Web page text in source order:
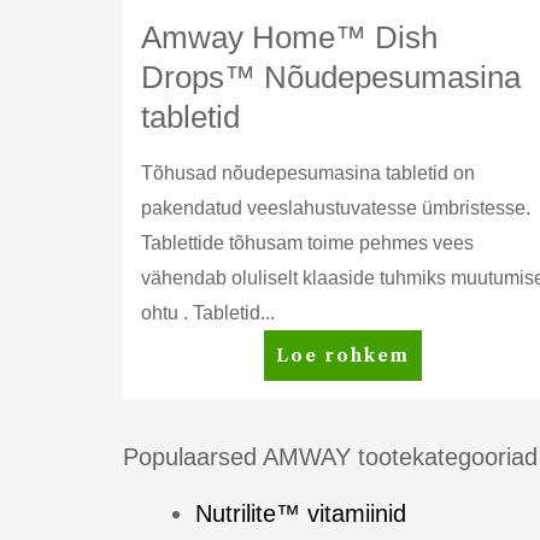
Amway Home™ Dish
Drops™ Nõudepesumasina
tabletid
Tõhusad nõudepesumasina tabletid on
pakendatud veeslahustuvatesse ümbristesse.
Tablettide tõhusam toime pehmes vees
vähendab oluliselt klaaside tuhmiks
ohtu . Tabletid...
Amway
Home™
Drops™
tabletid
Loe rohkem
Populaarsed AMWAY tootekategooriad
Nutrilite™ vitamiinid